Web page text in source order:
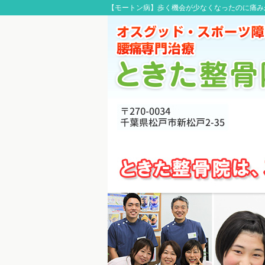
【モートン病】歩く機会が少なくなったのに痛